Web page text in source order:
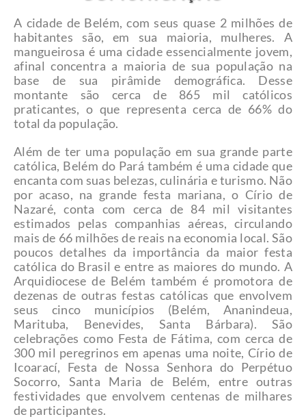
A cidade de Belém, com seus quase 2 milhões de
habitantes são, em sua maioria, mulheres. A
mangueirosa é uma cidade essencialmente jovem,
afinal concentra a maioria de sua população na
base de sua pirâmide demográfica. Desse
montante são cerca de 865 mil católicos
praticantes, o que representa cerca de 66% do
total da população.
Além de ter uma população em sua grande parte
católica, Belém do Pará também é uma cidade que
encanta com suas belezas, culinária e turismo. Não
por acaso, na grande festa mariana, o Círio de
Nazaré, conta com cerca de 84 mil visitantes
estimados pelas companhias aéreas, circulando
mais de 66 milhões de reais na economia local. São
poucos detalhes da importância da maior festa
católica do Brasil e entre as maiores do mundo. A
Arquidiocese de Belém também é promotora de
dezenas de outras festas católicas que envolvem
seus cinco municípios (Belém, Ananindeua,
Marituba, Benevides, Santa Bárbara). São
celebrações como Festa de Fátima, com cerca de
300 mil peregrinos em apenas uma noite, Círio de
Icoarací, Festa de Nossa Senhora do Perpétuo
Socorro, Santa Maria de Belém, entre outras
festividades que envolvem centenas de milhares
de participantes.